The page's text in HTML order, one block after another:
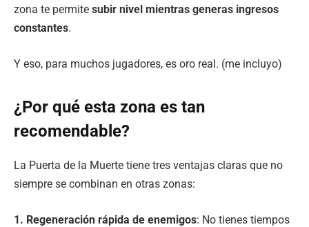
zona te permite subir nivel mientras generas ingresos
constantes.
Y eso, para muchos jugadores, es oro real. (me incluyo)
¿Por qué esta zona es tan
recomendable?
La Puerta de la Muerte tiene tres ventajas claras que no
siempre se combinan en otras zonas:
1. Regeneración rápida de enemigos: No tienes tiempos